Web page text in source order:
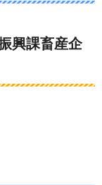
興課畜産企